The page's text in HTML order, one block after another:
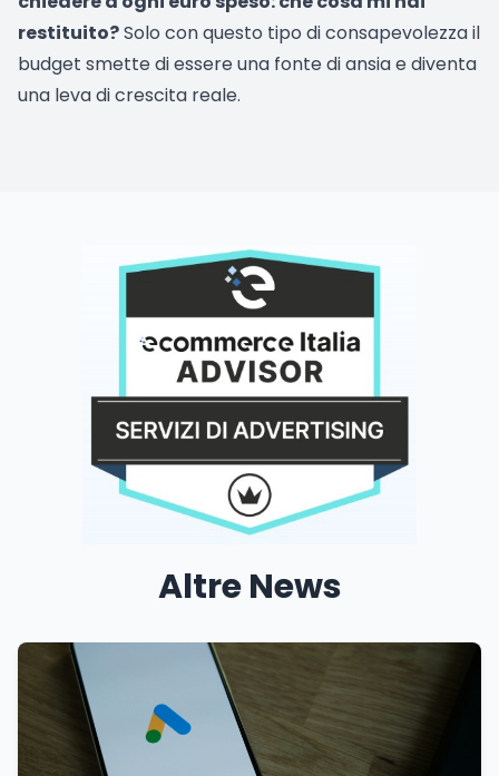
restituito?Solo con questo tipo di consapevolezza il
budget smette di essere una fonte di ansia e diventa
una leva di crescita reale.
Altre News